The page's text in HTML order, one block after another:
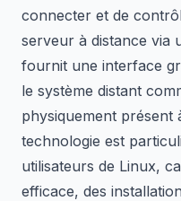
connecter et de
serveur à distance via
fournit une interface
le système distant
physiquement présent
technologie est
utilisateurs de Linux,
efficace, des